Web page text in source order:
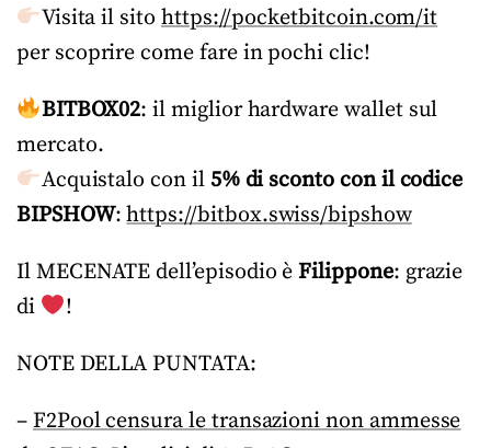
Visita il sito https://pocketbitcoin.com/it
per scoprire come fare in pochi clic!
BITBOX02: il miglior hardware wallet sul
mercato.
Acquistalo con il 5% di sconto con il codice
BIPSHOW:https://bitbox.swiss/bipshow
Il MECENATE dell’episodio èFilippone: grazie
di
!
NOTE DELLA PUNTATA:
– F2Pool censura le transazioni non ammesse